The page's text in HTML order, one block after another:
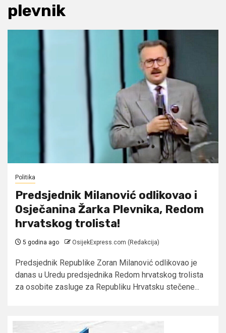
plevnik
Politika
Predsjednik Milanović odlikovao i
Osječanina Žarka Plevnika, Redom
hrvatskog trolista!
5 godina ago OsijekExpress.com (Redakcija)
Predsjednik Republike Zoran Milanović odlikovao je
danas u Uredu predsjednika Redom hrvatskog trolista
za osobite zasluge za Republiku Hrvatsku stečene...